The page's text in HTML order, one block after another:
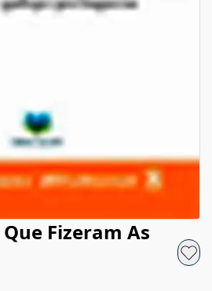
Fizeram As